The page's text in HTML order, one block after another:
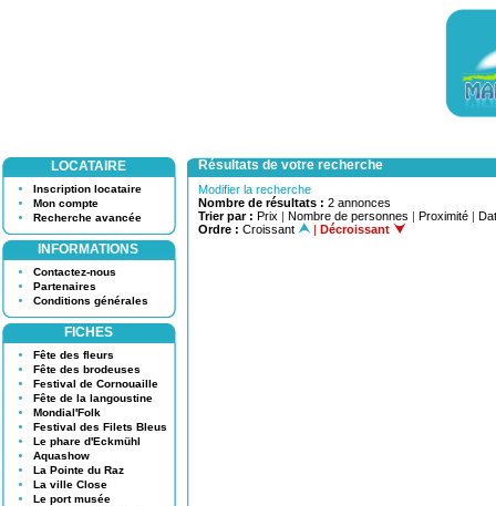
LOCATAIRE
Inscription locataire
Mon compte
Recherche avancée
INFORMATIONS
Contactez-nous
Partenaires
Conditions générales
FICHES
Fête des fleurs
Fête des brodeuses
Festival de Cornouaille
Fête de la langoustine
Mondial'Folk
Festival des Filets Bleus
Le phare d'Eckmühl
Aquashow
La Pointe du Raz
La ville Close
Le port musée
Résultats de votre recherche
Modifier la recherche
Nombre de résultats : 2 annonces
Trier par : Prix | Nombre de personnes | Proximité |
Ordre : Croissant | Décroissant